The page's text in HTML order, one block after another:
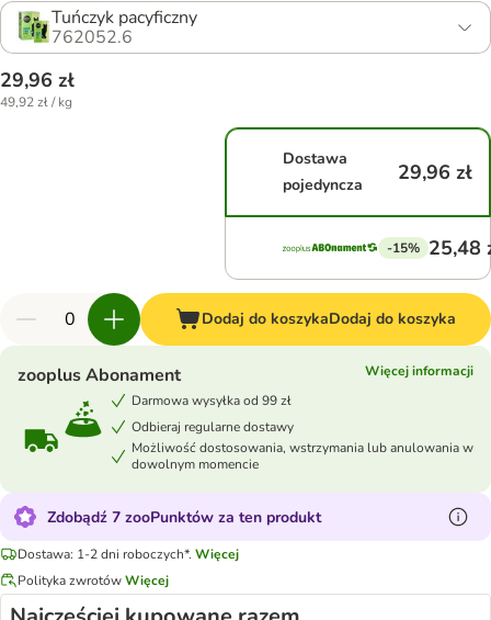
Tuńczyk pacyficzny
762052.6
29,96 zł
49,92 zł / kg
Dostawa
pojedyncza
29,96 zł
-15% 25,48
Dodaj do koszykaDodaj do koszyka
zooplus Abonament
Więcej informacji
Darmowa wysyłka od 99 zł
Odbieraj regularne dostawy
Możliwość dostosowania, wstrzymania lub anulowania w
dowolnym momencie
Zdobądź 7 zooPunktów za ten produkt
Dostawa: 1-2 dni roboczych*. Więcej
Polityka zwrotówWięcej